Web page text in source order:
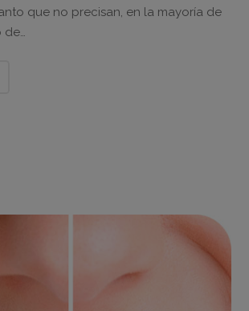
que no precisan, en la mayoría de